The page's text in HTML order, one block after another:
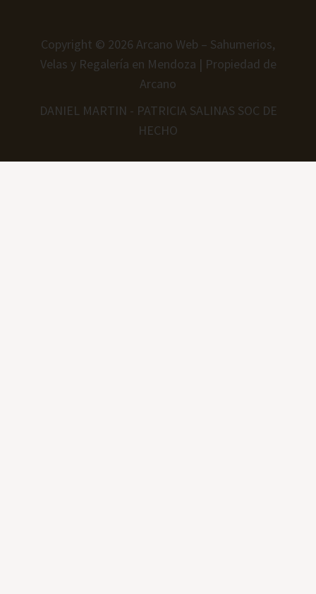
Copyright © 2026 Arcano Web – Sahumerios,
Velas y Regalería en Mendoza | Propiedad de
Arcano
DANIEL MARTIN - PATRICIA SALINAS SOC DE
HECHO